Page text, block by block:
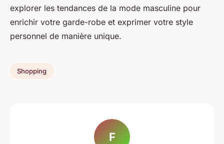
explorer les tendances de la mode masculine pour
enrichir votre garde-robe et exprimer votre style
personnel de manière unique.
Shopping
F